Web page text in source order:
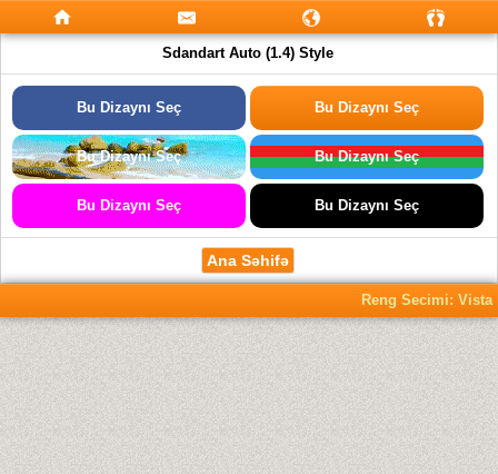
Sdandart Auto (1.4) Style
Bu Dizaynı Seç Bu Dizaynı Seç
Bu Dizaynı Seç Bu Dizaynı Seç
Bu Dizaynı Seç Bu Dizaynı Seç
Ana Səhifə
Reng Secimi: Vista